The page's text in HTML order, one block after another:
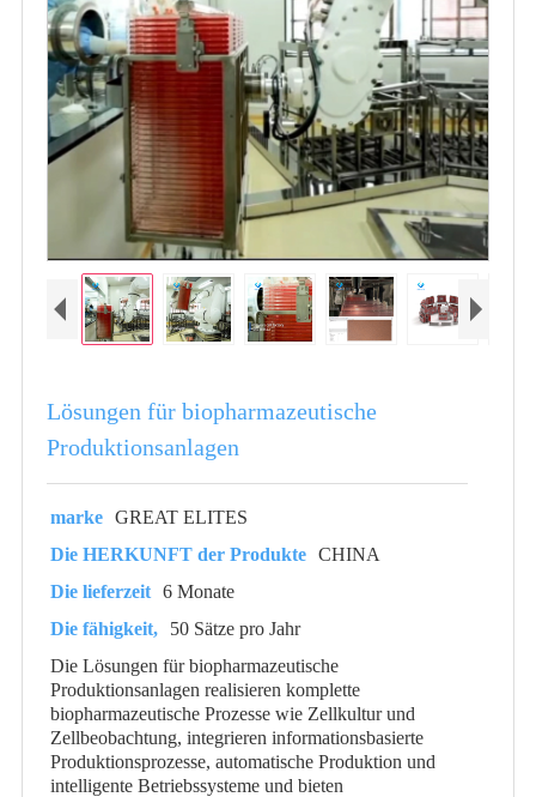
Lösungen für biopharmazeutische
Produktionsanlagen
marke GREAT ELITES
Die HERKUNFT der Produkte CHINA
Die lieferzeit 6 Monate
Die fähigkeit,
50 Sätze pro Jahr
Die Lösungen für biopharmazeutische
Produktionsanlagen realisieren komplette
biopharmazeutische Prozesse wie Zellkultur und
Zellbeobachtung, integrieren informationsbasierte
Produktionsprozesse, automatische Produktion und
intelligente Betriebssysteme und bieten